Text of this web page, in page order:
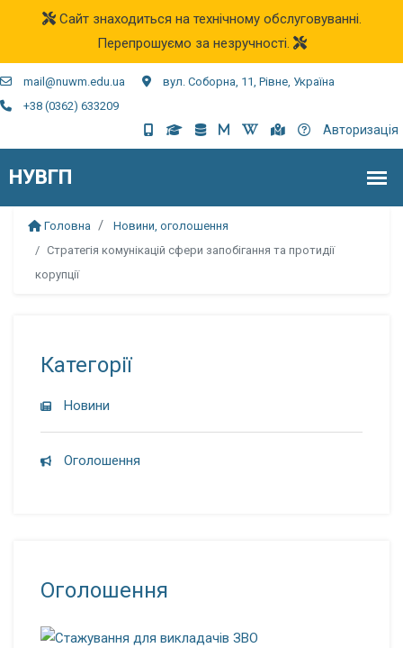
Сайт знаходиться на технічному обслуговуванні.
Перепрошуємо за незручності.
mail@nuwm.edu.ua
вул. Соборна, 11, Рівне, Україна
+38 (0362) 633209
Авторизація
Головна
Новини, оголошення
Стратегія комунікацій сфери запобігання та протидії
корупції
Категорії
Новини
Оголошення
Оголошення